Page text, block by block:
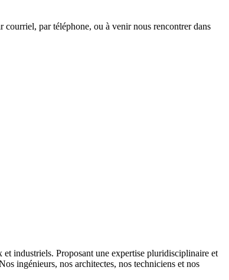
courriel, par téléphone, ou à venir nous rencontrer dans
industriels. Proposant une expertise pluridisciplinaire et
ingénieurs, nos architectes, nos techniciens et nos